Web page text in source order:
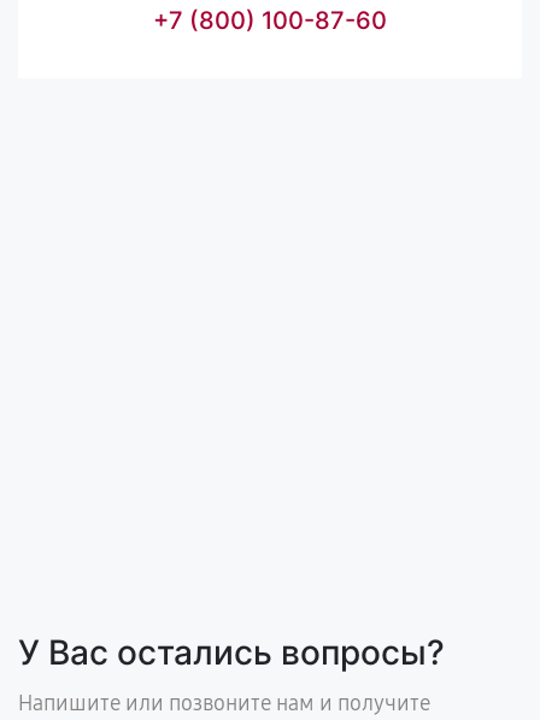
+7 (800) 100-87-60
У Вас остались вопросы?
Напишите или позвоните нам и получите